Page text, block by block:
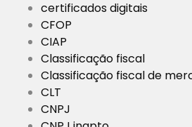
certificados digitais
CFOP
CIAP
Classificação fiscal
Classificação fiscal de
CLT
CNPJ